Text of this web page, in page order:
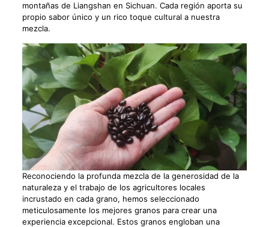
montañas de Liangshan en Sichuan. Cada región aporta su
propio sabor único y un rico toque cultural a nuestra
mezcla.
Reconociendo la profunda mezcla de la generosidad de la
naturaleza y el trabajo de los agricultores locales
incrustado en cada grano, hemos seleccionado
meticulosamente los mejores granos para crear una
experiencia excepcional. Estos granos engloban una